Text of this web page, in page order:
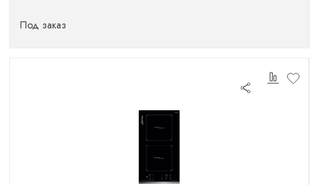
Под заказ